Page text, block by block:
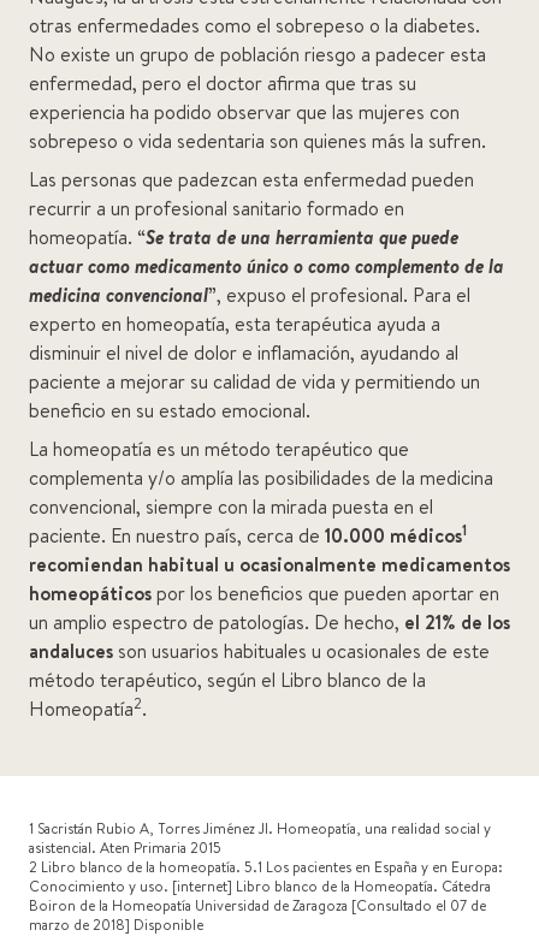
otras enfermedades como el sobrepeso o la diabetes.
No existe un grupo de población riesgo a padecer esta
enfermedad, pero el doctor afirma que tras su
experiencia ha podido observar que las mujeres con
sobrepeso o vida sedentaria son quienes más la sufren.
Las personas que padezcan esta enfermedad pueden
recurrir a un profesional sanitario formado en
homeopatía. “Se trata de una herramienta que puede
actuar como medicamento único o como complemento de la
medicina convencional”, expuso el profesional. Para el
experto en homeopatía, esta terapéutica ayuda a
disminuir el nivel de dolor e inflamación, ayudando al
paciente a mejorar su calidad de vida y permitiendo un
beneficio en su estado emocional.
La homeopatía es un método terapéutico que
complementa y/o amplía las posibilidades de la medicina
convencional, siempre con la mirada puesta en el
paciente. En nuestro país, cerca de 10.000 médicos1
recomiendan habitual u ocasionalmente medicamentos
homeopáticospor los beneficios que pueden aportar en
un amplio espectro de patologías. De hecho, el 21% de los
andaluces son usuarios habituales u ocasionales de este
método terapéutico, según el Libro blanco de la
Homeopatía2.
1 Sacristán Rubio A, Torres Jiménez JI. Homeopatía, una realidad social y
asistencial. Aten Primaria 2015
2 Libro blanco de la homeopatía. 5.1 Los pacientes en España y en Europa:
Conocimiento y uso. [internet] Libro blanco de la Homeopatía. Cátedra
Boiron de la Homeopatía Universidad de Zaragoza [Consultado el 07 de
marzo de 2018] Disponible